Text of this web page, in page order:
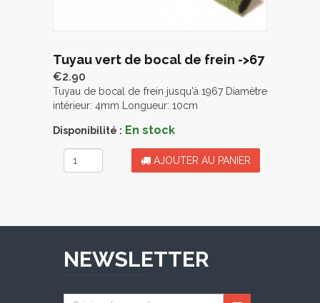
Tuyau vert de bocal de frein ->67
€2.90
Tuyau de bocal de frein jusqu'à 1967 Diamètre
intérieur: 4mm Longueur: 10cm
Disponibilité : En stock
AJOUTER AU PANIER
NEWSLETTER